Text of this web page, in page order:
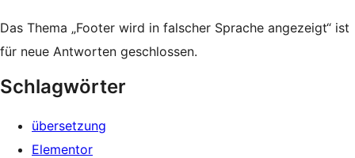
Das Thema „Footer wird in falscher Sprache angezeigt“ ist
für neue Antworten geschlossen.
Schlagwörter
übersetzung
Elementor